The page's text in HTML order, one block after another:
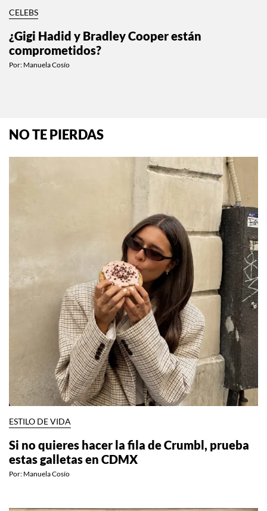
CELEBS
¿Gigi Hadid y Bradley Cooper están
comprometidos?
Por: Manuela Cosío
NO TE PIERDAS
ESTILO DE VIDA
Si no quieres hacer la fila de Crumbl, prueba
estas galletas en CDMX
Por: Manuela Cosío